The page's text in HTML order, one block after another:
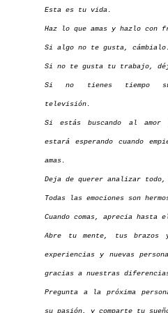
Esta es tu vida.
Haz lo que amas y hazlo con
Si algo no te gusta,
Si no te gusta tu trabajo,
Si no tienes tiempo
televisión.
Si estás buscando al
estará esperando cuando
amas.
Deja de querer analizar
Todas las emociones son
Cuando comas, aprecia hasta
Abre tu mente, tus brazos
experiencias y nuevas
gracias a nuestras
Pregunta a la próxima